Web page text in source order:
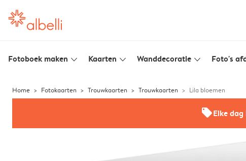
Fotoboek maken slim_arrow_down Kaarten slim_arrow_down Wanddecoratie slim_arrow_down Foto's
Home Fotokaarten Trouwkaarten Trouwkaarten Lila bloemen
offersElke